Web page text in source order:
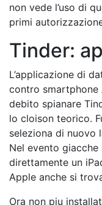
non vede l’uso di
primi
Tinder:
L’applicazione di
contro smartphone
debito spianare
lo cloison teorico.
seleziona di nuovo
Nel evento
direttamente un
Apple anche si
Ora non piu